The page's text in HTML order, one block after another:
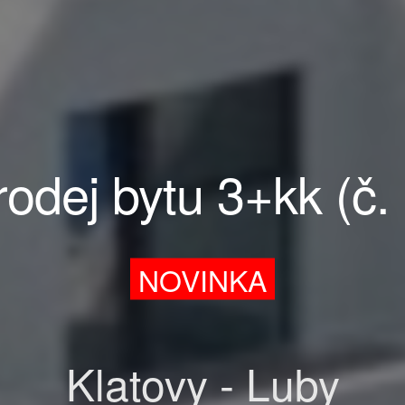
bytu 3+kk (č.
NOVINKA
Klatovy - Luby